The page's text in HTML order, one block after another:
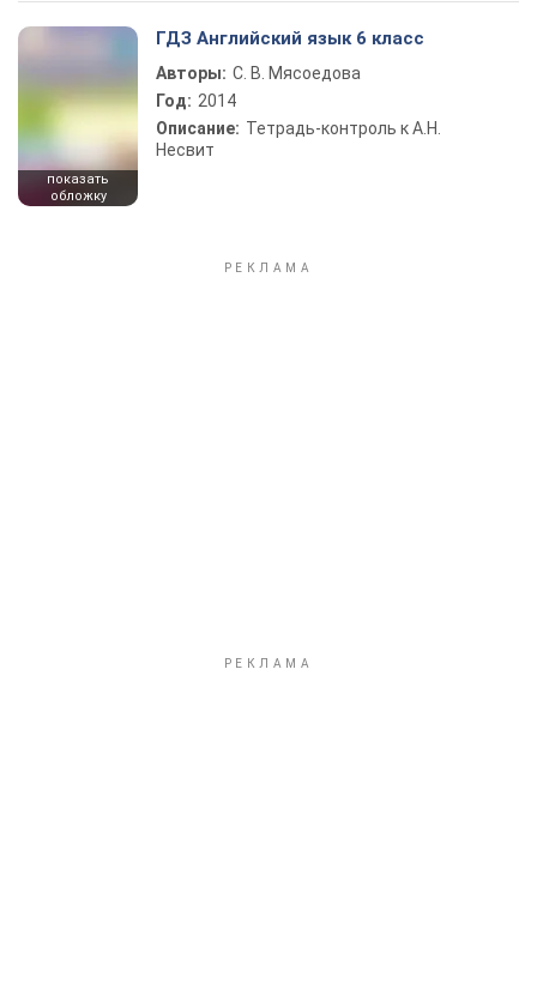
показать
обложку
ГДЗ Английский язык 6 класс
Авторы: С. В. Мясоедова
Год: 2014
Описание: Тетрадь-контроль к А.Н.
Несвит